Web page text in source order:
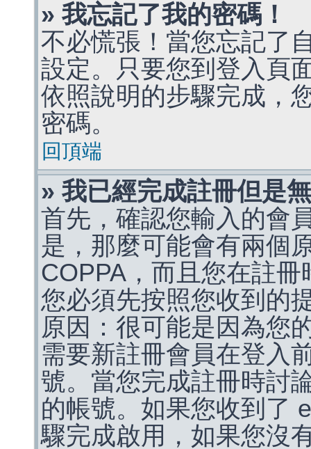
» 我忘記了我的密碼！
不必慌張！當您忘記了
設定。只要您到登入頁
依照說明的步驟完成，
密碼。
回頂端
» 我已經完成註冊但是
首先，確認您輸入的會
是，那麼可能會有兩個
COPPA，而且您在註
您必須先按照您收到的
原因：很可能是因為您
需要新註冊會員在登入
號。當您完成註冊時討
的帳號。如果您收到了
驟完成啟用，如果您沒